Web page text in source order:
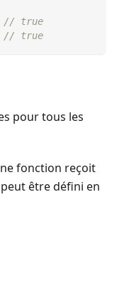
// true
// true
pour tous les
fonction reçoit
être défini en